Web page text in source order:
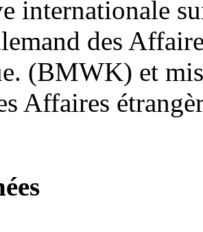
internationale
des
(BMWK) et
Affaires